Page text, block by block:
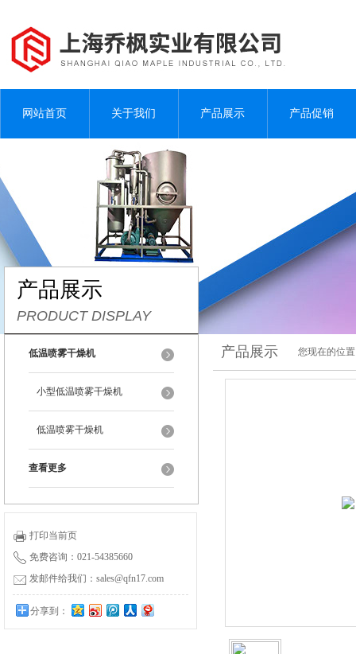
网站首页 关于我们 产品展示 产品促销
产品展示
PRODUCT DISPLAY
低温喷雾干燥机
小型低温喷雾干燥机
低温喷雾干燥机
查看更多
打印当前页
免费咨询：021-54385660
发邮件给我们：sales@qfn17.com
分享到：
产品展示 您现在的位